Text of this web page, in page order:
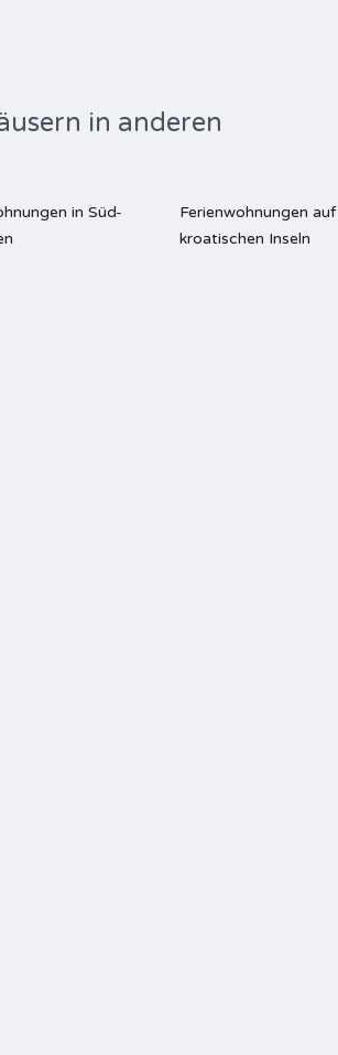
in anderen
in Süd-
Ferienwohnungen auf
kroatischen Inseln